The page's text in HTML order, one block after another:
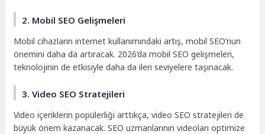
2. Mobil SEO Gelişmeleri
Mobil cihazların internet kullanımındaki artış, mobil SEO’nun
önemini daha da artıracak. 2026’da mobil SEO gelişmeleri,
teknolojinin de etkisiyle daha da ileri seviyelere taşınacak.
3. Video SEO Stratejileri
Video içeriklerin popülerliği arttıkça, video SEO stratejileri de
büyük önem kazanacak. SEO uzmanlarının videoları optimize